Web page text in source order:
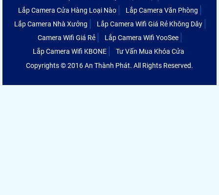
Lắp Camera Cửa Hàng Loại Nào
Lắp Camera Văn Phòng
Lắp Camera Nhà Xưởng
Lắp Camera Wifi Giá Rẻ Không Dây
Camera Wifi Giá Rẻ
Lắp Camera Wifi YooSee
Lắp Camera Wifi KBONE
Tư Vấn Mua Khóa Cửa
Copyrights © 2016 An Thành Phát. All Rights Reserved.